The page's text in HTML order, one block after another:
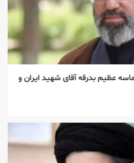
عظیم بدرقه آقای شهید ایران و